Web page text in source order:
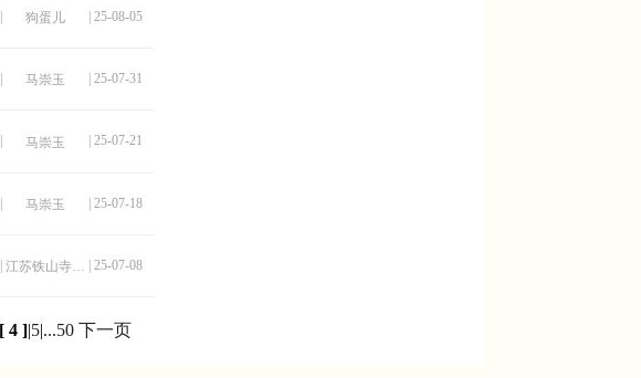
| 狗蛋儿 | 25-08-05
马崇玉 | 25-07-31
马崇玉 | 25-07-21
| 马崇玉 | 25-07-18
| 江苏铁山寺国家森林公园 | 25-07-08
[ 4 ]|5|...50 下一页